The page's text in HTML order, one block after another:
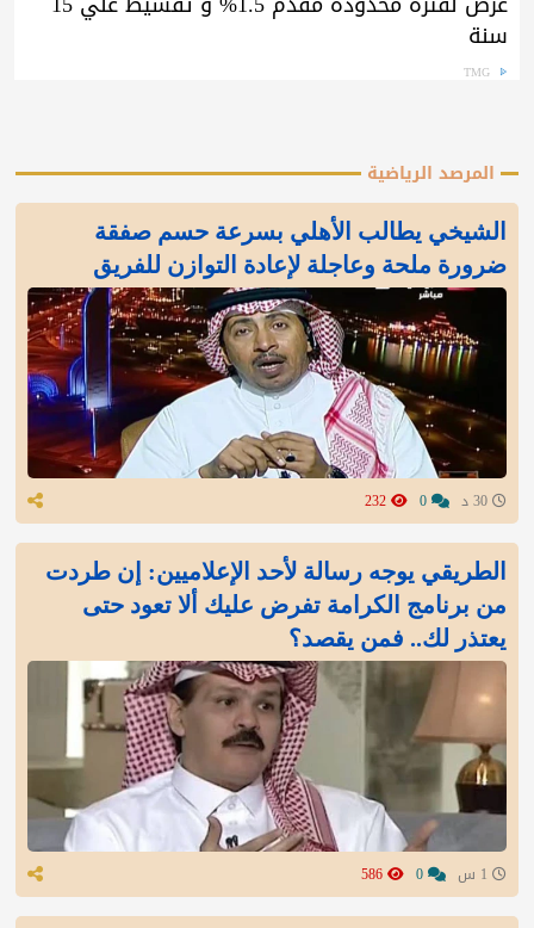
سنة
TMG
المرصد الرياضية
الشيخي يطالب الأهلي بسرعة حسم صفقة
ضرورة ملحة وعاجلة لإعادة التوازن للفريق
الطريقي يوجه رسالة لأحد الإعلاميين: إن طردت
من برنامج الكرامة تفرض عليك ألا تعود حتى
يعتذر لك.. فمن يقصد؟